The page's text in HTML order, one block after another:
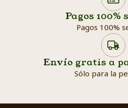
Pagos 100%
Pagos 100%
Envío gratis a
Sólo para la